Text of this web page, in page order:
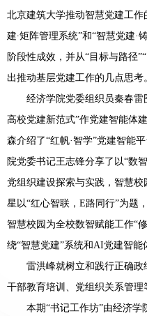
北京建筑大学推动智慧党建工
建∙矩阵管理系统”和“智慧党建·
阶段性成效，并从“目标与路径
出推动基层党建工作的几点思考
经济学院党委组织员秦春
高校党建新范式”作党建智能体
森介绍了“红帆·智学”党建智能
院党委书记王志锋分享了以“数
党组织建设探索与实践，智慧
星以“红心智联，E路同行”为题
智慧校园为全校数智赋能工作“
绕“智慧党建”系统和AI党建智能
雷洪峰就树立和践行正确
干部教育培训、党组织关系管理
本期“书记工作坊”由经济